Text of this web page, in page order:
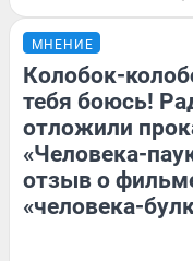
МНЕНИЕ
Колобок-
тебя боюсь!
отложили
«Человека-
отзыв о
«человека-